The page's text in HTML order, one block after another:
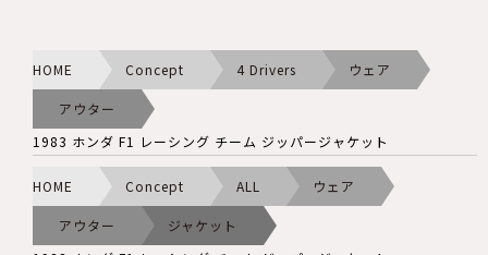
HOME Concept 4 Drivers ウェア
アウター
1983 ホンダ F1 レーシング チーム ジッパージャケット
HOME Concept ALL ウェア
アウター
ジャケット